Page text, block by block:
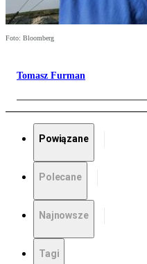
Foto: Bloomberg
Tomasz Furman
Powiązane
Polecane
Najnowsze
Tagi